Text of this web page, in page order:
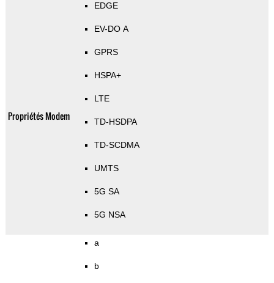
Propriétés Modem
EDGE
EV-DO A
GPRS
HSPA+
LTE
TD-HSDPA
TD-SCDMA
UMTS
5G SA
5G NSA
a
b